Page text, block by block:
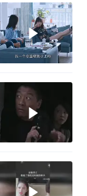
微信新功能：你可以“撤回”你的撤回
视频丨森林温泉、油菜花海、丹崖碧水……解锁各地夏日限定体验
四川宜宾地震网友称睡觉被摇醒